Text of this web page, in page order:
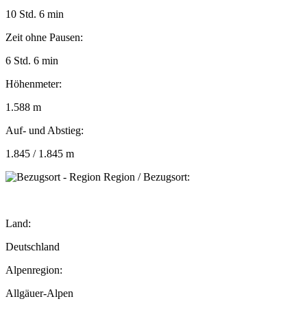
10 Std. 6 min
Zeit ohne Pausen:
6 Std. 6 min
Höhenmeter:
1.588 m
Auf- und Abstieg:
1.845 / 1.845 m
Region / Bezugsort:
Land:
Deutschland
Alpenregion:
Allgäuer-Alpen